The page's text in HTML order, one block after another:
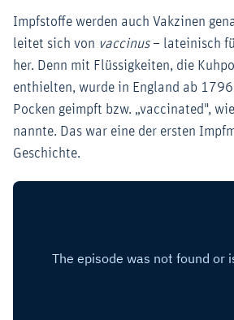
Impfstoffe werden auch Vakzinen
leitet sich von vaccinus– lateinisch
her. Denn mit Flüssigkeiten, die
enthielten, wurde in England ab
Pocken geimpft bzw. „vaccinated",
nannte. Das war eine der ersten
Geschichte.